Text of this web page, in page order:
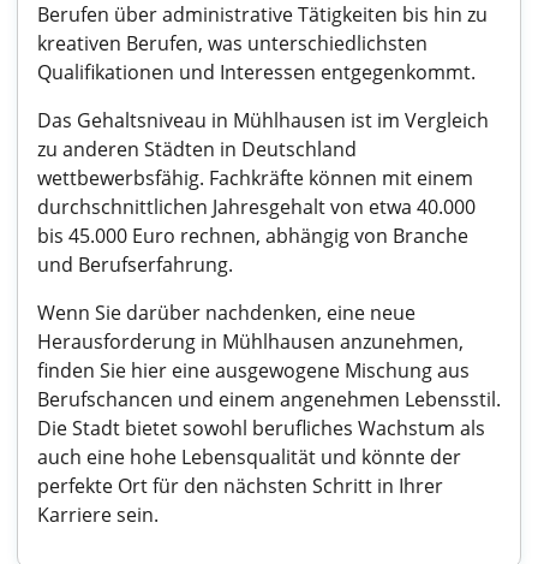
Berufen über administrative Tätigkeiten bis hin zu
kreativen Berufen, was unterschiedlichsten
Qualifikationen und Interessen entgegenkommt.
Das Gehaltsniveau in Mühlhausen ist im Vergleich
zu anderen Städten in Deutschland
wettbewerbsfähig. Fachkräfte können mit einem
durchschnittlichen Jahresgehalt von etwa 40.000
bis 45.000 Euro rechnen, abhängig von Branche
und Berufserfahrung.
Wenn Sie darüber nachdenken, eine neue
Herausforderung in Mühlhausen anzunehmen,
finden Sie hier eine ausgewogene Mischung aus
Berufschancen und einem angenehmen Lebensstil.
Die Stadt bietet sowohl berufliches Wachstum als
auch eine hohe Lebensqualität und könnte der
perfekte Ort für den nächsten Schritt in Ihrer
Karriere sein.